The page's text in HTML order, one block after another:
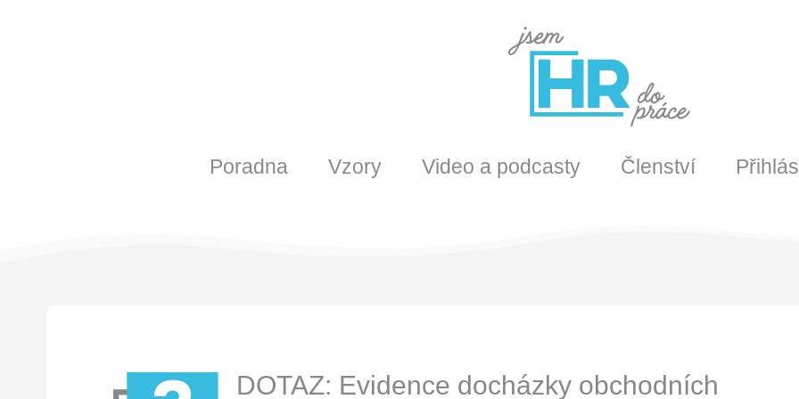
Poradna Vzory Video a podcasty Členství
DOTAZ: Evidence docházky obchodních